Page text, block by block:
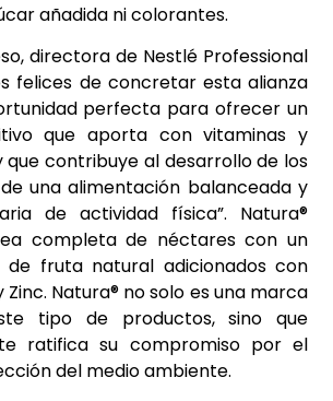
añadida ni colorantes.
directora de Nestlé Professional
felices de concretar esta alianza
perfecta para ofrecer un
que aporta con vitaminas y
que contribuye al desarrollo de los
una alimentación balanceada y
de actividad física”. Natura®
completa de néctares con un
fruta natural adicionados con
Zinc. Natura® no solo es una marca
tipo de productos, sino que
ratifica su compromiso por el
del medio ambiente.